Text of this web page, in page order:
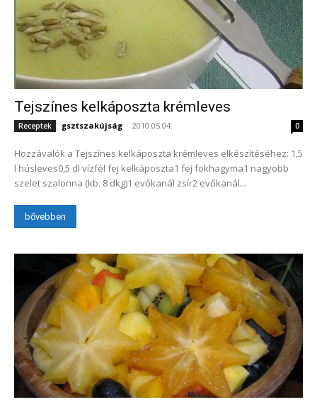
Tejszínes kelkáposzta krémleves
Receptek gsztszakújság - 2010.05.04. 0
Hozzávalók a Tejszínes kelkáposzta krémleves elkészítéséhez: 1,5
l húsleves0,5 dl vízfél fej kelkáposzta1 fej fokhagyma1 nagyobb
szelet szalonna (kb. 8 dkg)1 evőkanál zsír2 evőkanál...
bővebben